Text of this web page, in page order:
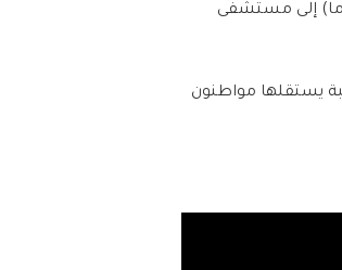
قد أعلنت في وقت سابق وصول جثمان زياد نعيم جبارة أبو داود (55 عاما) إلى مستشفى
يستقلها مواطنون